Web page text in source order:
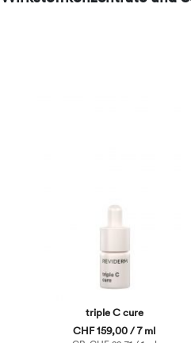
triple C cure
CHF 159,00 / 7 ml